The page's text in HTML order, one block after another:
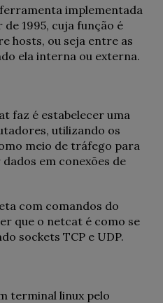
implementada
1995, cuja função é
hosts, ou seja entre as
ela interna ou externa.
faz é estabelecer uma
utilizando os
meio de tráfego para
em conexões de
com comandos do
que o netcat é como se
sockets TCP e UDP.
terminal linux pelo